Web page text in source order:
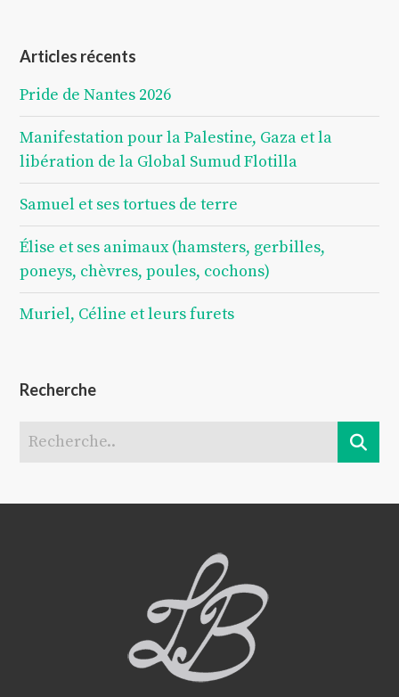
Articles récents
Pride de Nantes 2026
Manifestation pour la Palestine, Gaza et la
libération de la Global Sumud Flotilla
Samuel et ses tortues de terre
Élise et ses animaux (hamsters, gerbilles,
poneys, chèvres, poules, cochons)
Muriel, Céline et leurs furets
Recherche